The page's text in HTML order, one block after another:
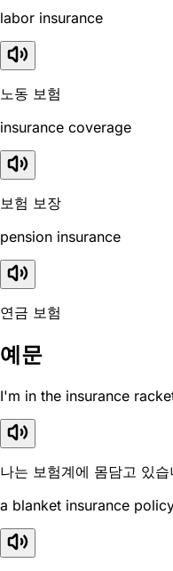
labor insurance
노동 보험
insurance coverage
보험 보장
pension insurance
연금 보험
예문
I'm in the insurance
나는 보험계에 몸담고 있습
a blanket insurance